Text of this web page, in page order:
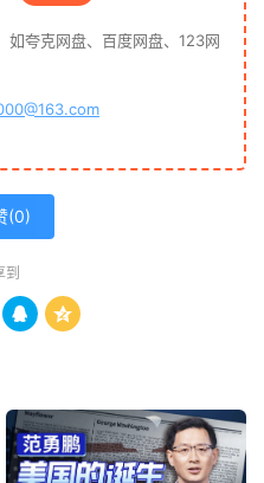
如夸克网盘、百度网盘、123网
(0)
到
 